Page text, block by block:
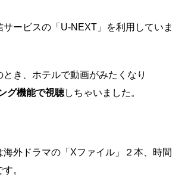
ービスの「U-NEXT」を利用していま
き、ホテルで動画がみたくなり
グ機能で視聴しちゃいました。
海外ドラマの「Xファイル」２本、時間
。